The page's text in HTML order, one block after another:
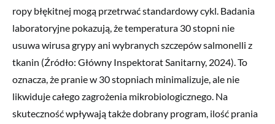
ropy błękitnej mogą przetrwać standardowy cykl. Badania
laboratoryjne pokazują, że temperatura 30 stopni nie
usuwa wirusa grypy ani wybranych szczepów salmonelli z
tkanin (Źródło: Główny Inspektorat Sanitarny, 2024). To
oznacza, że pranie w 30 stopniach minimalizuje, ale nie
likwiduje całego zagrożenia mikrobiologicznego. Na
skuteczność wpływają także dobrany program, ilość prania